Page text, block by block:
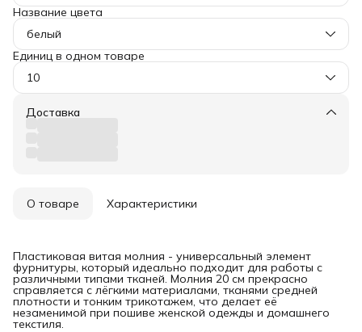
Название цвета
белый
Единиц в одном товаре
10
Доставка
О товаре Характеристики
Пластиковая витая молния - универсальный элемент
фурнитуры, который идеально подходит для работы с
различными типами тканей. Молния 20 см прекрасно
справляется с лёгкими материалами, тканями средней
плотности и тонким трикотажем, что делает её
незаменимой при пошиве женской одежды и домашнего
текстиля.